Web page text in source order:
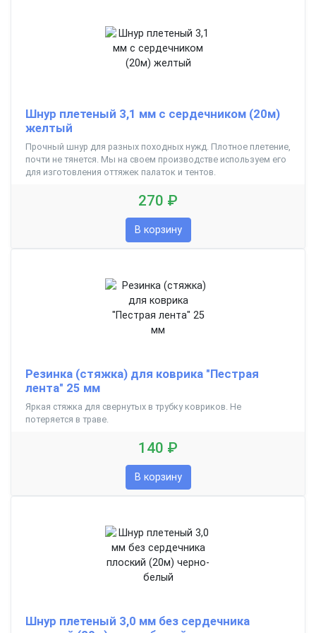
Шнур плетеный 3,1 мм с сердечником (20м)
желтый
Прочный шнур для разных походных нужд. Плотное плетение,
почти не тянется. Мы на своем производстве используем его
для изготовления оттяжек палаток и тентов.
270 ₽
В корзину
Резинка (стяжка) для коврика "Пестрая
лента" 25 мм
Яркая стяжка для свернутых в трубку ковриков. Не
потеряется в траве.
140 ₽
В корзину
Шнур плетеный 3,0 мм без сердечника